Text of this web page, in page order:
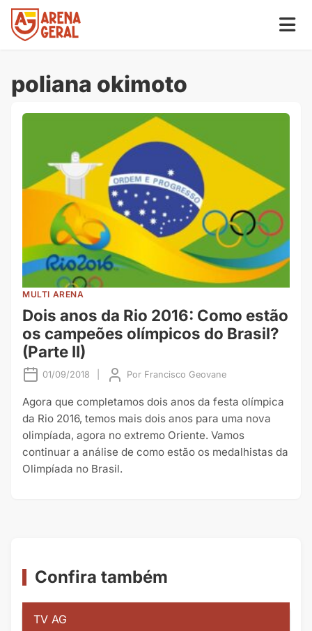
poliana okimoto
MULTI ARENA
Dois anos da Rio 2016: Como estão
os campeões olímpicos do Brasil?
(Parte II)
01/09/2018 Por Francisco Geovane
Agora que completamos dois anos da festa olímpica
da Rio 2016, temos mais dois anos para uma nova
olimpíada, agora no extremo Oriente. Vamos
continuar a análise de como estão os medalhistas da
Olimpíada no Brasil.
Confira também
TV AG